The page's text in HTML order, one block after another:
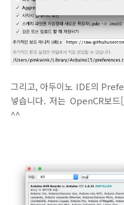
그리고, 아두이노 IDE의
넣습니다. 저는 OpenCR보드[
^^